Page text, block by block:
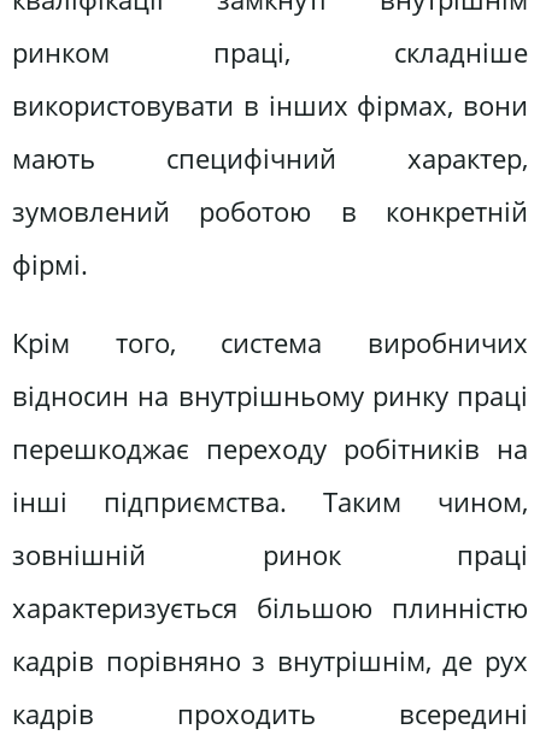
ринком праці, складніше
використовувати в інших фірмах, вони
мають специфічний характер,
зумовлений роботою в конкретній
фірмі.
Крім того, система виробничих
відносин на внутрішньому ринку праці
перешкоджає переходу робітників на
інші підприємства. Таким чином,
зовнішній ринок праці
характеризується більшою плинністю
кадрів порівняно з внутрішнім, де рух
кадрів проходить всередині